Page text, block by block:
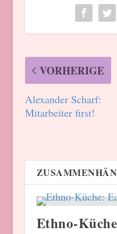
VORHERIGE
Alexander Scharf:
Mitarbeiter first!
Ethno-